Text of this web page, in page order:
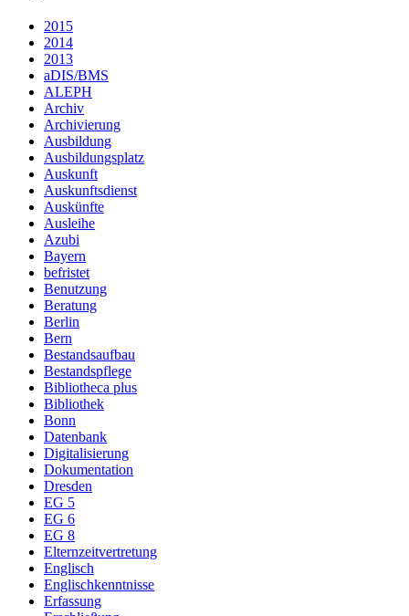
2015
2014
2013
aDIS/BMS
ALEPH
Archiv
Archivierung
Ausbildung
Ausbildungsplatz
Auskunft
Auskunftsdienst
Auskünfte
Ausleihe
Azubi
Bayern
befristet
Benutzung
Beratung
Berlin
Bern
Bestandsaufbau
Bestandspflege
Bibliotheca plus
Bibliothek
Bonn
Datenbank
Digitalisierung
Dokumentation
Dresden
EG 5
EG 6
EG 8
Elternzeitvertretung
Englisch
Englischkenntnisse
Erfassung